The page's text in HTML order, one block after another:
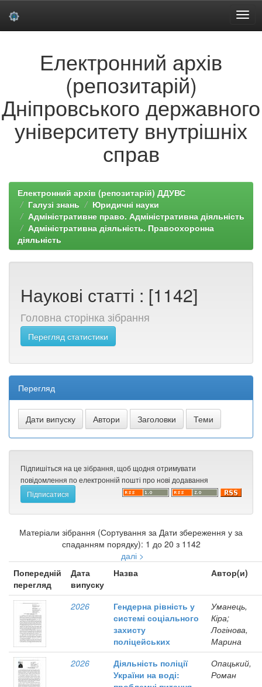
Електронний архів
(репозитарій)
Дніпровського державного
університету внутрішніх
справ
Електронний архів (репозитарій) ДДУВС
Галузі знань
Юридичні науки
Адміністративне право. Адміністративна діяльність
Адміністративна діяльність. Правоохоронна
діяльність
Наукові статті : [1142]
Головна сторінка зібрання
Перегляд статистики
Перегляд
Підпишіться на це зібрання, щоб щодня отримувати
повідомлення по електронній пошті про нові додавання
Матеріали зібрання (Сортування за Дати збереження у за
спаданням порядку): 1 до 20 з 1142
далі >
Попередній
перегляд
Дата
випуску
Назва Автор(и)
2026
Гендерна рівність у
системі соціального
захисту
поліцейських
Уманець,
Кіра;
Логінова,
Марина
2026
Діяльність поліції
України на воді:
Опацький,
Роман